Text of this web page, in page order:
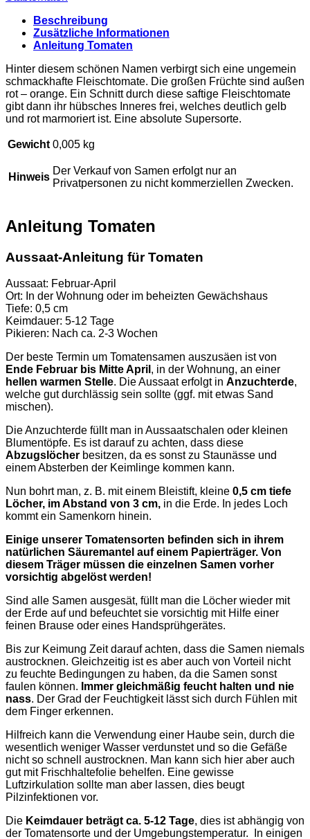
Samen
Menge
Beschreibung
Zusätzliche Informationen
Anleitung Tomaten
Hinter diesem schönen Namen verbirgt sich eine ungemein
schmackhafte Fleischtomate. Die großen Früchte sind außen
rot – orange. Ein Schnitt durch diese saftige Fleischtomate
gibt dann ihr hübsches Inneres frei, welches deutlich gelb
und rot marmoriert ist. Eine absolute Supersorte.
Gewicht 0,005 kg
Hinweis
Der Verkauf von Samen erfolgt nur an
Privatpersonen zu nicht kommerziellen Zwecken.
Anleitung Tomaten
Aussaat-Anleitung für Tomaten
Aussaat: Februar-April
Ort: In der Wohnung oder im beheizten Gewächshaus
Tiefe: 0,5 cm
Keimdauer: 5-12 Tage
Pikieren: Nach ca. 2-3 Wochen
Der beste Termin um Tomatensamen auszusäen ist von
Ende Februar bis Mitte April , in der Wohnung, an einer
hellen warmen Stelle. Die Aussaat erfolgt in Anzuchterde,
welche gut durchlässig sein sollte (ggf. mit etwas Sand
mischen).
Die Anzuchterde füllt man in Aussaatschalen oder kleinen
Blumentöpfe. Es ist darauf zu achten, dass diese
Abzugslöcher besitzen, da es sonst zu Staunässe und
einem Absterben der Keimlinge kommen kann.
Nun bohrt man, z. B. mit einem Bleistift, kleine 0,5 cm tiefe
Löcher, im Abstand von 3 cm, in die Erde. In jedes Loch
kommt ein Samenkorn hinein.
Einige unserer Tomatensorten befinden sich in ihrem
natürlichen Säuremantel auf einem Papierträger. Von
diesem Träger müssen die einzelnen Samen vorher
vorsichtig abgelöst werden!
Sind alle Samen ausgesät, füllt man die Löcher wieder mit
der Erde auf und befeuchtet sie vorsichtig mit Hilfe einer
feinen Brause oder eines Handsprühgerätes.
Bis zur Keimung Zeit darauf achten, dass die Samen niemals
austrocknen. Gleichzeitig ist es aber auch von Vorteil nicht
zu feuchte Bedingungen zu haben, da die Samen sonst
faulen können. Immer gleichmäßig feucht halten und nie
nass. Der Grad der Feuchtigkeit lässt sich durch Fühlen mit
dem Finger erkennen.
Hilfreich kann die Verwendung einer Haube sein, durch die
wesentlich weniger Wasser verdunstet und so die Gefäße
nicht so schnell austrocknen. Man kann sich hier aber auch
gut mit Frischhaltefolie behelfen. Eine gewisse
Luftzirkulation sollte man aber lassen, dies beugt
Pilzinfektionen vor.
Die Keimdauer beträgt ca. 5-12 Tage, dies ist abhängig von
der Tomatensorte und der Umgebungstemperatur. In einigen